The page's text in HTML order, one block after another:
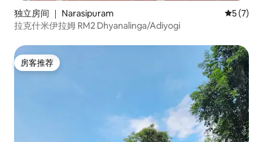
独立房间 ｜ Narasipuram 平均评分
5 (7)
拉克什米伊拉姆 RM2 Dhyanalinga/Adiyogi
房客推荐
房客推荐